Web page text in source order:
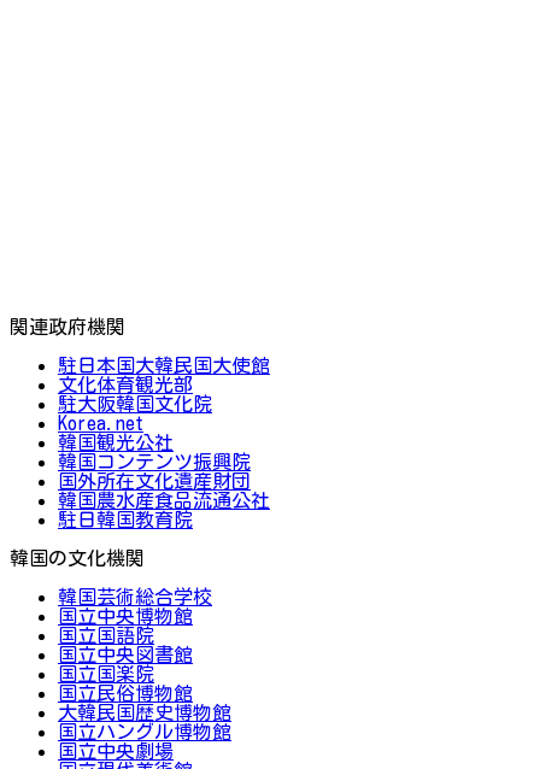
関連政府機関
駐日本国大韓民国大使館
文化体育観光部
駐大阪韓国文化院
Korea.net
韓国観光公社
韓国コンテンツ振興院
国外所在文化遺産財団
韓国農水産食品流通公社
駐日韓国教育院
韓国の文化機関
韓国芸術総合学校
国立中央博物館
国立国語院
国立中央図書館
国立国楽院
国立民俗博物館
大韓民国歴史博物館
国立ハングル博物館
国立中央劇場